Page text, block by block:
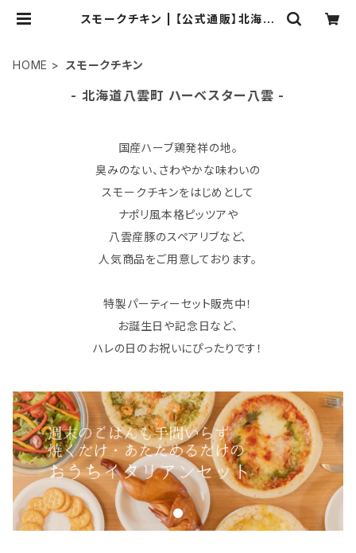
スモークチキン | 【公式通販】北海道
HOME
スモークチキン
- 北海道八雲町 ハーベスター八雲 -
国産ハーブ鶏発祥の地。
臭みのない、さわやかな味わいの
スモークチキンをはじめとして
ナポリ風本格ピッツアや
八雲産豚のスペアリブなど、
人気商品をご用意しております。
特製パーティーセット販売中！
お誕生日や記念日など、
ハレの日のお祝いにぴったりです！